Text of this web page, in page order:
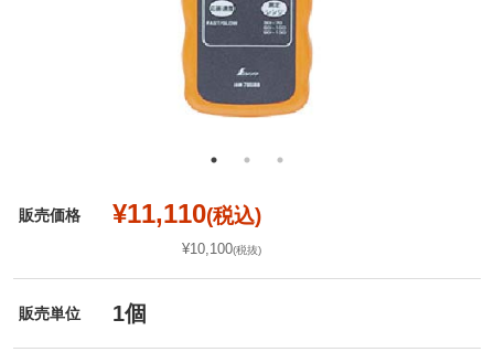
販売価格 ¥11,110(税込)
¥10,100(税抜)
販売単位 1個